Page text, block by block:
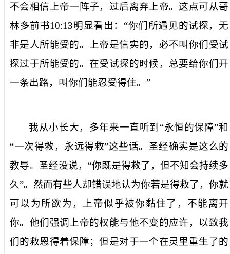
不会相信上帝一阵子，过后离弃上帝。这点可从哥
林多前书10:13明显看出： “你们所遇 见的试探，无
非是人所能受的。上帝是信实的，必不叫你们受试
探过于所能受的。在受试探的时候，总要给你们开
一条出路，叫你们能忍受得住。”
我从小长大，多年来一直听到 “永恒的保障”和
“一次得救，永远得救”这些话。圣经确实是这么的
教导。圣经没说， “你既是得救了，但不知会持续多
久”。 然而有些人却错误地认为你若是得救了，你就
可以为所欲为，上帝似乎被你黏住了，不能离开
你。他们强调上帝的权能与他不变的应许，以致我
们的救恩得着保障；但是对于一个在灵里重生了的